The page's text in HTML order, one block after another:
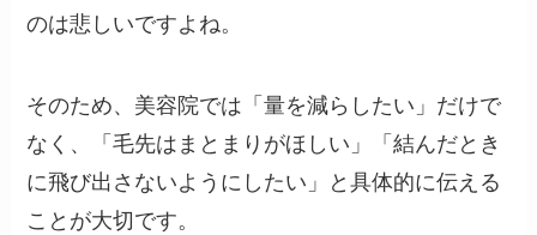
のは悲しいですよね。
そのため、美容院では「量を減らしたい」だけで
なく、「毛先はまとまりがほしい」「結んだとき
に飛び出さないようにしたい」と具体的に伝える
ことが大切です。